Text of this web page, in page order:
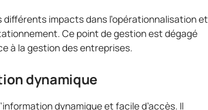
impacts dans l’opérationnalisation et
Ce point de gestion est dégagé
à la gestion des entreprises.
dynamique
dynamique et facile d’accès. Il